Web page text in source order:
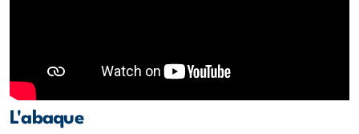
L'abaque